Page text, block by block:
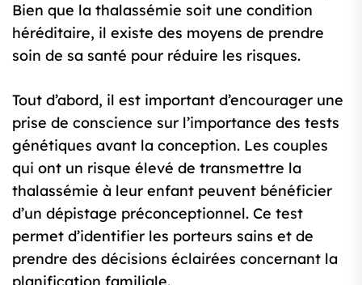
Bien que la thalassémie soit une condition
héréditaire, il existe des moyens de prendre
soin de sa santé pour réduire les risques.
Tout d’abord, il est important d’encourager une
prise de conscience sur l’importance des tests
génétiques avant la conception. Les couples
qui ont un risque élevé de transmettre la
thalassémie à leur enfant peuvent bénéficier
d’un dépistage préconceptionnel. Ce test
permet d’identifier les porteurs sains et de
prendre des décisions éclairées concernant la